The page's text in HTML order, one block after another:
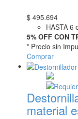
$ 495.694
HASTA 6
5% OFF CON
* Precio sin
Comprar
material